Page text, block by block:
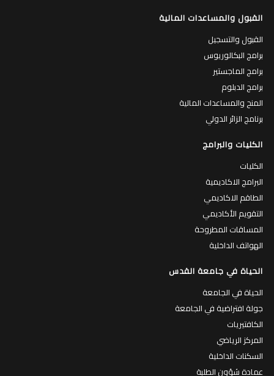
القبول والمساعدات المالية
القبول والتسجيل
برامج البكالوريوس
برامج الماجستير
برامج الدبلوم
المنح والمساعدات المالية
برنامج الزائر الدولي
الكليات والبرامج
الكليات
البرامج الاكاديمية
الطاقم الاكاديمي
التقويم الأكاديمي
المساقات المطروحة
الهواتف الداخلية
الحياة في جامعة القدس
الحياة في الجامعة
جولة افتراضية في الجامعة
الكافتيريات
المركز الرياضي
السكنات الداخلية
عمادة شؤون الطلبة